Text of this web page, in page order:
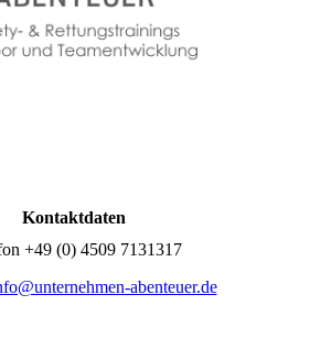
Kontaktdaten
+49 (0) 4509 7131317
abenteuer.de